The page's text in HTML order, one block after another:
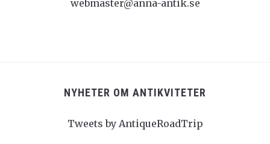
webmaster@anna-antik.se
NYHETER OM ANTIKVITETER
Tweets by AntiqueRoadTrip